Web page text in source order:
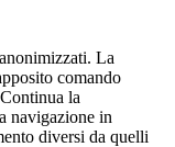
La
comando
la
navigazione in
diversi da quelli